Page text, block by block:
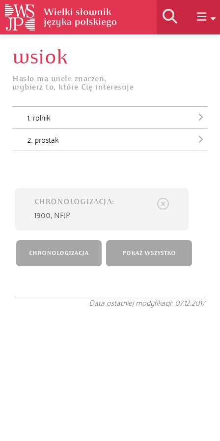
Jak korzystać
wsiok
Hasło ma wiele znaczeń,
wybierz to, które Cię interesuje
1. rolnik
2. prostak
CHRONOLOGIZACJA:
1900, NFJP
CHRONOLOGIZACJA POKAŻ WSZYSTKO
Data ostatniej modyfikacji: 07.12.2017